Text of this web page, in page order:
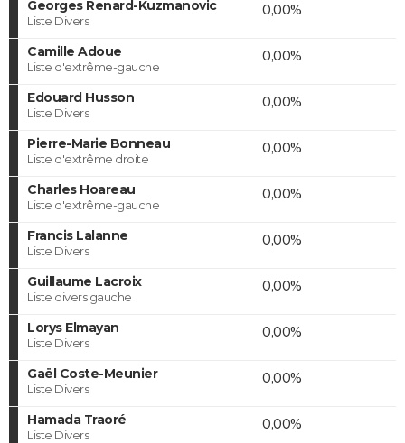
Georges Renard-Kuzmanovic
Liste Divers
0,00%
Camille Adoue
Liste d'extrême-gauche
0,00%
Edouard Husson
Liste Divers
0,00%
Pierre-Marie Bonneau
Liste d'extrême droite
0,00%
Charles Hoareau
Liste d'extrême-gauche
0,00%
Francis Lalanne
Liste Divers
0,00%
Guillaume Lacroix
Liste divers gauche
0,00%
Lorys Elmayan
Liste Divers
0,00%
Gaël Coste-Meunier
Liste Divers
0,00%
Hamada Traoré
Liste Divers
0,00%